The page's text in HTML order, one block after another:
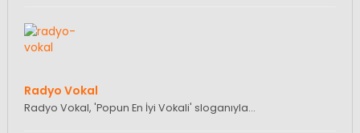
Radyo Vokal
Radyo Vokal, 'Popun En İyi Vokali' sloganıyla…